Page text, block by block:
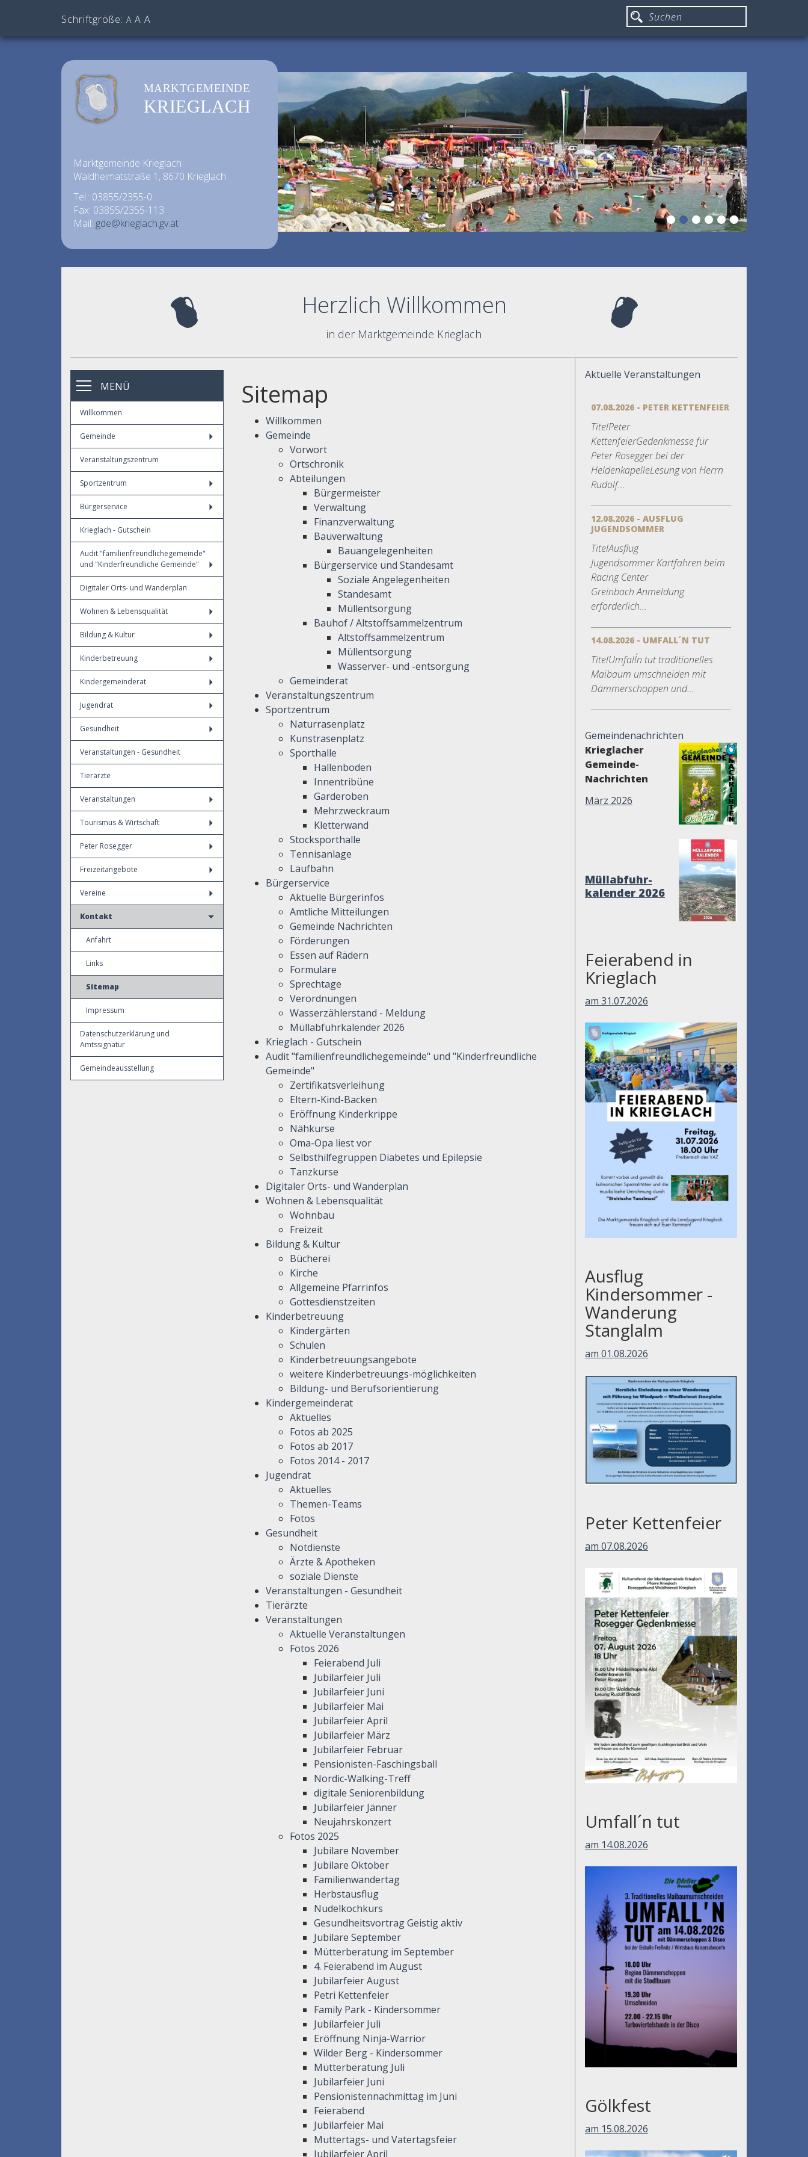
Schriftgröße: A A A
MARKTGEMEINDE
KRIEGLACH
Marktgemeinde Krieglach
Waldheimatstraße 1, 8670 Krieglach
Tel.: 03855/2355-0
Fax: 03855/2355-113
Mail: gde@krieglach.gv.at
Herzlich Willkommen
in der Marktgemeinde Krieglach
MENÜ
Willkommen
Gemeinde
Veranstaltungszentrum
Sportzentrum
Bürgerservice
Krieglach - Gutschein
Audit "familienfreundlichegemeinde"
und "Kinderfreundliche Gemeinde"
Digitaler Orts- und Wanderplan
Wohnen & Lebensqualität
Bildung & Kultur
Kinderbetreuung
Kindergemeinderat
Jugendrat
Gesundheit
Veranstaltungen - Gesundheit
Tierärzte
Veranstaltungen
Tourismus & Wirtschaft
Peter Rosegger
Freizeitangebote
Vereine
Kontakt
Anfahrt
Links
Sitemap
Impressum
Datenschutzerklärung und
Amtssignatur
Gemeindeausstellung
Sitemap
Willkommen
Gemeinde
Vorwort
Ortschronik
Abteilungen
Bürgermeister
Verwaltung
Finanzverwaltung
Bauverwaltung
Bauangelegenheiten
Bürgerservice und Standesamt
Soziale Angelegenheiten
Standesamt
Müllentsorgung
Bauhof / Altstoffsammelzentrum
Altstoffsammelzentrum
Müllentsorgung
Wasserver- und -entsorgung
Gemeinderat
Veranstaltungszentrum
Sportzentrum
Naturrasenplatz
Kunstrasenplatz
Sporthalle
Hallenboden
Innentribüne
Garderoben
Mehrzweckraum
Kletterwand
Stocksporthalle
Tennisanlage
Laufbahn
Bürgerservice
Aktuelle Bürgerinfos
Amtliche Mitteilungen
Gemeinde Nachrichten
Förderungen
Essen auf Rädern
Formulare
Sprechtage
Verordnungen
Wasserzählerstand - Meldung
Müllabfuhrkalender 2026
Krieglach - Gutschein
Audit "familienfreundlichegemeinde" und "Kinderfreundliche
Gemeinde"
Zertifikatsverleihung
Eltern-Kind-Backen
Eröffnung Kinderkrippe
Nähkurse
Oma-Opa liest vor
Selbsthilfegruppen Diabetes und Epilepsie
Tanzkurse
Digitaler Orts- und Wanderplan
Wohnen & Lebensqualität
Wohnbau
Freizeit
Bildung & Kultur
Bücherei
Kirche
Allgemeine Pfarrinfos
Gottesdienstzeiten
Kinderbetreuung
Kindergärten
Schulen
Kinderbetreuungsangebote
weitere Kinderbetreuungs-möglichkeiten
Bildung- und Berufsorientierung
Kindergemeinderat
Aktuelles
Fotos ab 2025
Fotos ab 2017
Fotos 2014 - 2017
Jugendrat
Aktuelles
Themen-Teams
Fotos
Gesundheit
Notdienste
Ärzte & Apotheken
soziale Dienste
Veranstaltungen - Gesundheit
Tierärzte
Veranstaltungen
Aktuelle Veranstaltungen
Fotos 2026
Feierabend Juli
Jubilarfeier Juli
Jubilarfeier Juni
Jubilarfeier Mai
Jubilarfeier April
Jubilarfeier März
Jubilarfeier Februar
Pensionisten-Faschingsball
Nordic-Walking-Treff
digitale Seniorenbildung
Jubilarfeier Jänner
Neujahrskonzert
Fotos 2025
Jubilare November
Jubilare Oktober
Familienwandertag
Herbstausflug
Nudelkochkurs
Gesundheitsvortrag Geistig aktiv
Jubilare September
Mütterberatung im September
4. Feierabend im August
Jubilarfeier August
Petri Kettenfeier
Family Park - Kindersommer
Jubilarfeier Juli
Eröffnung Ninja-Warrior
Wilder Berg - Kindersommer
Mütterberatung Juli
Jubilarfeier Juni
Pensionistennachmittag im Juni
Feierabend
Jubilarfeier Mai
Muttertags- und Vatertagsfeier
Jubilarfeier April
Aktuelle Veranstaltungen
07.08.2026 - PETER KETTENFEIER
TitelPeter
KettenfeierGedenkmesse für
Peter Rosegger bei der
HeldenkapelleLesung von Herrn
Rudolf...
12.08.2026 - AUSFLUG
JUGENDSOMMER
TitelAusflug
Jugendsommer Kartfahren beim
Racing Center
Greinbach Anmeldung
erforderlich...
14.08.2026 - UMFALL´N TUT
TitelUmfall´n tut traditionelles
Maibaum umschneiden mit
Dämmerschoppen und...
Gemeindenachrichten
Krieglacher
Gemeinde-
Nachrichten
März 2026
Müllabfuhr-
kalender 2026
Feierabend in
Krieglach
am 31.07.2026
Ausflug
Kindersommer -
Wanderung
Stanglalm
am 01.08.2026
Peter Kettenfeier
am 07.08.2026
Umfall´n tut
am 14.08.2026
Gölkfest
am 15.08.2026